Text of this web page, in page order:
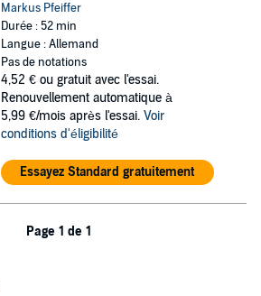
Markus Pfeiffer
Durée : 52 min
Langue : Allemand
Pas de notations
4,52 € ou gratuit avec l'essai.
Renouvellement automatique à
5,99 €/mois après l'essai. Voir
conditions d'éligibilité
Essayez Standard gratuitement
Page 1 de 1